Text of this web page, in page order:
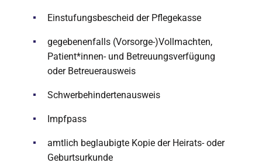
Einstufungsbescheid der Pflegekasse
gegebenenfalls (Vorsorge-)Vollmachten,
Patient*innen- und Betreuungsverfügung
oder Betreuerausweis
Schwerbehindertenausweis
Impfpass
amtlich beglaubigte Kopie der Heirats- oder
Geburtsurkunde